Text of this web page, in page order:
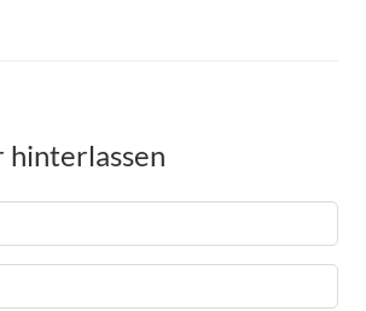
hinterlassen